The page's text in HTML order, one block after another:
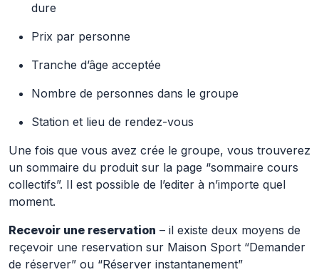
dure
Prix par personne
Tranche d’âge acceptée
Nombre de personnes dans le groupe
Station et lieu de rendez-vous
Une fois que vous avez crée le groupe, vous trouverez
un sommaire du produit sur la page “sommaire cours
collectifs”. Il est possible de l’editer à n’importe quel
moment.
Recevoir une reservation – il existe deux moyens de
reçevoir une reservation sur Maison Sport “Demander
de réserver” ou “Réserver instantanement”